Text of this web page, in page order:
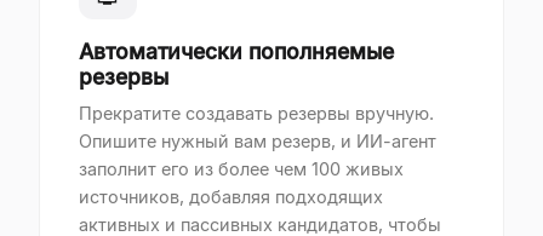
Автоматически пополняемые
резервы
Прекратите создавать резервы вручную.
Опишите нужный вам резерв, и ИИ-агент
заполнит его из более чем 100 живых
источников, добавляя подходящих
активных и пассивных кандидатов, чтобы